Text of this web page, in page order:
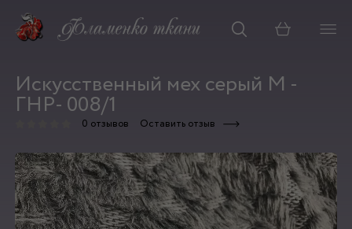
Корзина
Искусственный мех серый М -
ГНР- 008/1
0 отзывов Оставить отзыв